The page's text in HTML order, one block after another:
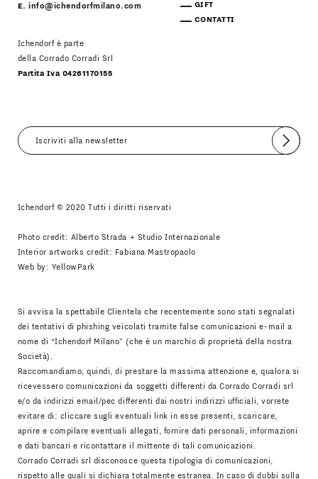
E.info@ichendorfmilano.com
Ichendorf è parte
della Corrado Corradi Srl
Partita Iva 04261170155
GIFT
CONTATTI
Invia
Ichendorf © 2020 Tutti i diritti riservati
Photo credit: Alberto Strada + Studio Internazionale
Interior artworks credit: Fabiana Mastropaolo
Web by: YellowPark
Si avvisa la spettabile Clientela che recentemente sono stati segnalati
dei tentativi di phishing veicolati tramite false comunicazioni e-mail a
nome di “Ichendorf Milano” (che è un marchio di proprietà della nostra
Società).
Raccomandiamo, quindi, di prestare la massima attenzione e, qualora si
ricevessero comunicazioni da soggetti differenti da Corrado Corradi srl
e/o da indirizzi email/pec differenti dai nostri indirizzi ufficiali, vorrete
evitare di: cliccare sugli eventuali link in esse presenti, scaricare,
aprire e compilare eventuali allegati, fornire dati personali, informazioni
e dati bancari e ricontattare il mittente di tali comunicazioni.
Corrado Corradi srl disconosce questa tipologia di comunicazioni,
rispetto alle quali si dichiara totalmente estranea. In caso di dubbi sulla